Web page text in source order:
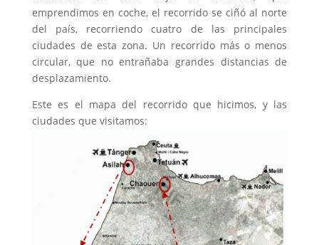
emprendimos en coche, el recorrido se ciñó al norte
del país, recorriendo cuatro de las principales
ciudades de esta zona. Un recorrido más o menos
circular, que no entrañaba grandes distancias de
desplazamiento.
Este es el mapa del recorrido que hicimos, y las
ciudades que visitamos: